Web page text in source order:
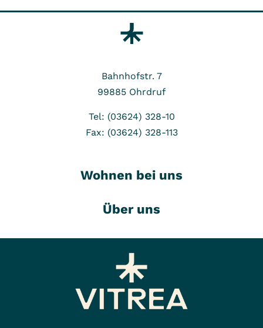
Bahnhofstr. 7
99885 Ohrdruf
Tel: (03624) 328-10
Fax: (03624) 328-113
Wohnen bei uns
Über uns